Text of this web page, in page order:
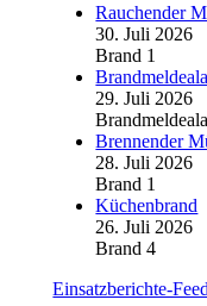
Rauchender
30. Juli 2026
Brand 1
29. Juli 2026
Brennender
28. Juli 2026
Brand 1
Küchenbrand
26. Juli 2026
Brand 4
Einsatzberichte-Feed